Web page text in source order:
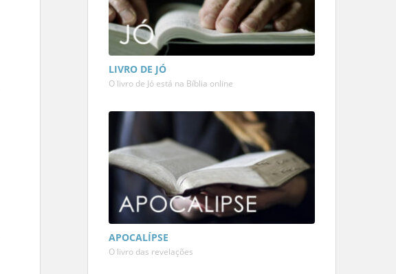
LIVRO DE JÓ
O livro de Jó está na Bíblia online
APOCALÍPSE
O livro das revelações